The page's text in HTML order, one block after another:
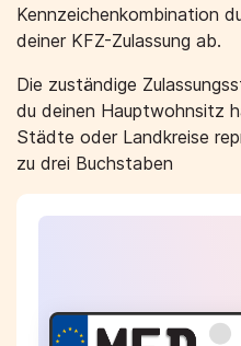
Kennzeichenkombination
deiner KFZ-Zulassung ab.
Die zuständige
du deinen Hauptwohnsitz
Städte oder Landkreise
zu drei Buchstaben